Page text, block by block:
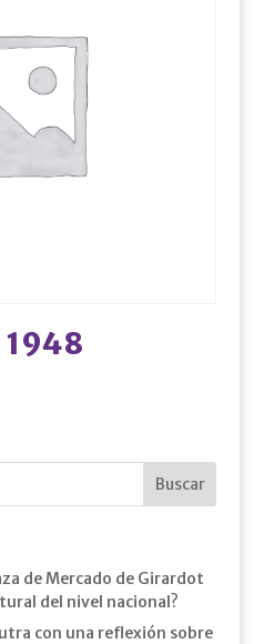
1948
de Mercado de Girardot
del nivel nacional?
con una reflexión sobre